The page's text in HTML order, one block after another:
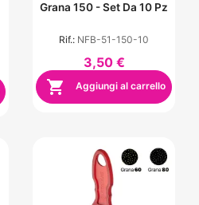
Grana 150 - Set Da 10 Pz
Rif.: NFB-51-150-10
3,50 €
 Aggiungi al carrello